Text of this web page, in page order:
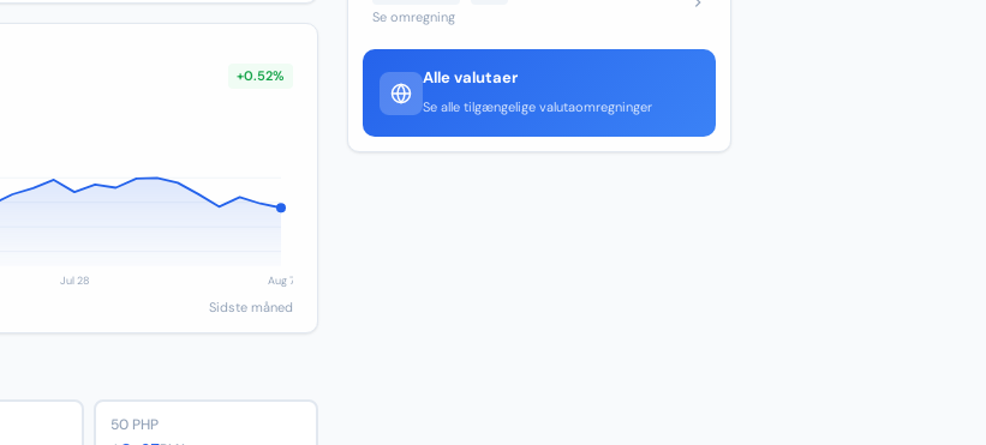
+0.52%
Sidste måned
50 PHP
Se omregning
Alle valutaer
Se alle tilgængelige valutaomregninger